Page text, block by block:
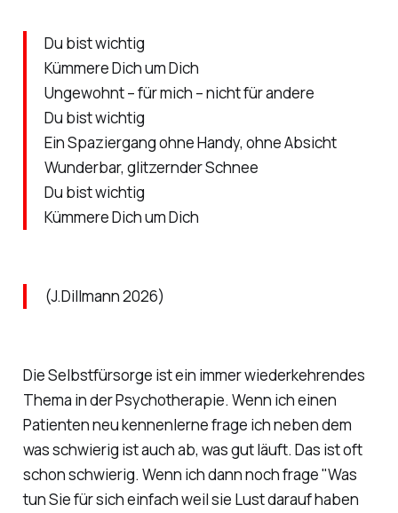
Du bist wichtig
Kümmere Dich um Dich
Ungewohnt – für mich – nicht für andere
Du bist wichtig
Ein Spaziergang ohne Handy, ohne Absicht
Wunderbar, glitzernder Schnee
Du bist wichtig
Kümmere Dich um Dich
(J.Dillmann 2026)
Die Selbstfürsorge ist ein immer wiederkehrendes
Thema in der Psychotherapie. Wenn ich einen
Patienten neu kennenlerne frage ich neben dem
was schwierig ist auch ab, was gut läuft. Das ist oft
schon schwierig. Wenn ich dann noch frage "Was
tun Sie für sich einfach weil sie Lust darauf haben